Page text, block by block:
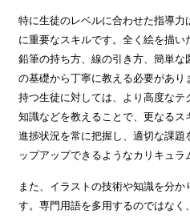
特に生徒のレベルに合わせた指導
に重要なスキルです。全く絵を描い
鉛筆の持ち方、線の引き方、簡単
の基礎から丁寧に教える必要があ
持つ生徒に対しては、より高度な
知識などを教えることで、更なる
進捗状況を常に把握し、適切な課
ップアップできるようなカリキュラ
また、イラストの技術や知識を分
す。専門用語を多用するのではな